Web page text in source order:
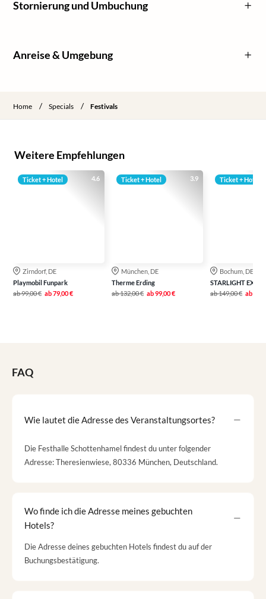
Stornierung und Umbuchung
Anreise & Umgebung
Home / Specials / Festivals
Weitere Empfehlungen
4.6
Ticket + Hotel
Zirndorf, DE
Playmobil Funpark
ab99,00 € ab79,00 €
3.9
Ticket + Hotel
München, DE
Therme Erding
ab132,00 € ab99,00 €
Ticket + Hotel
Bochum, DE
STARLIGHT
ab149,00 € ab
FAQ
Wie lautet die Adresse des Veranstaltungsortes?
Die Festhalle Schottenhamel findest du unter folgender
Adresse: Theresienwiese, 80336 München, Deutschland.
Wo finde ich die Adresse meines gebuchten
Hotels?
Die Adresse deines gebuchten Hotels findest du auf der
Buchungsbestätigung.